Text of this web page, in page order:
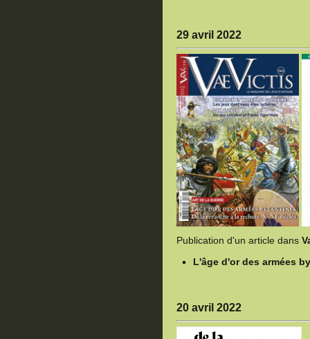
29 avril 2022
Publication d'un article dans
L'âge d'or des armées
20 avril 2022